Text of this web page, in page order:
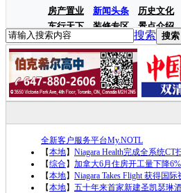
房产置业 新闻头条
历史文化
车行天下
装修专区 景点介绍
搜索 搜索
全新客户服务平台My.NOTL
【本地】 Niagara Health完成全系统CT
【综合】 加拿大6月住房开工量下降6%
【本地】 Niagara Takes Flight 获得国际
【本地】 五十年来首家新建圣凯瑟琳